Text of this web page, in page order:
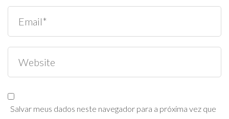
Salvar meus dados neste navegador para a próxima vez que